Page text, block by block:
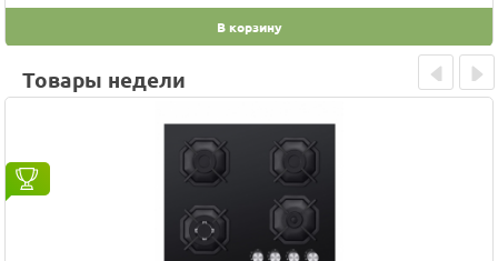
В корзину
Товары недели
Prev Next